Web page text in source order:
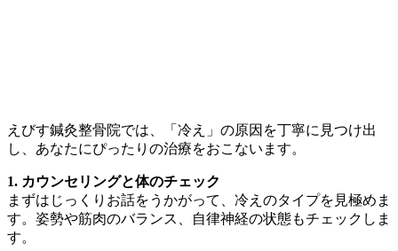
えびす鍼灸整骨院では、「冷え」の原因を丁寧に見つけ出
し、あなたにぴったりの治療をおこないます。
1. カウンセリングと体のチェック
まずはじっくりお話をうかがって、冷えのタイプを見極めま
す。姿勢や筋肉のバランス、自律神経の状態もチェックしま
す。